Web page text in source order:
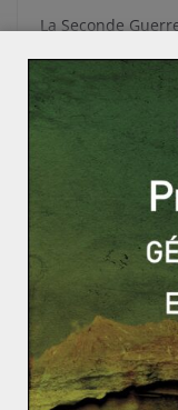
La Seconde
de faire de